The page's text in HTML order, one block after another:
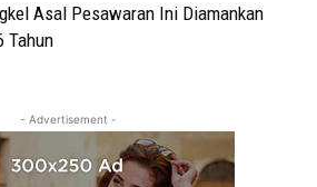
Asal Pesawaran Ini Diamankan
Tahun
- Advertisement -